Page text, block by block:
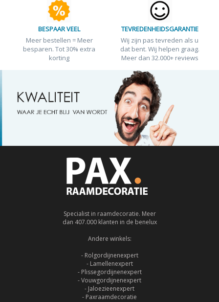
BESPAAR VEEL
Meer bestellen = Meer
besparen. Tot 30% extra
korting
TEVREDENHEIDSGARANTIE
Wij zijn pas tevreden als u
dat bent. Wij helpen graag.
Meer dan 32.000+ reviews
Specialist in raamdecoratie. Meer
dan 407.000 klanten in de benelux
Andere winkels:
- Rolgordijnenexpert
- Lamellenexpert
- Plissegordijnenexpert
- Vouwgordijnenexpert
- Jaloezieenexpert
- Paxraamdecoratie